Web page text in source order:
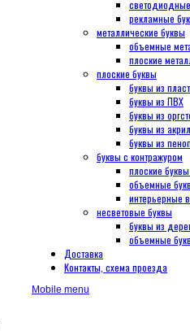
рекламные
металлические буквы
объемные
плоские
плоские буквы
буквы из
буквы из ПВХ
буквы из
буквы из
буквы из
буквы с контражуром
плоские
объемные
интерьерные
несветовые буквы
буквы из
объемные
Доставка
Контакты, схема проезда
Mobile menu